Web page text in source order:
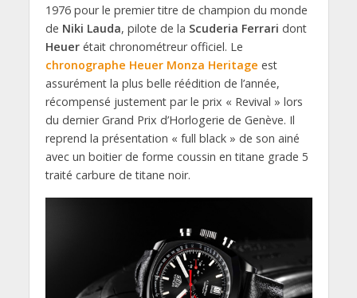
1976 pour le premier titre de champion du monde
de Niki Lauda, pilote de la Scuderia Ferrari dont
Heuerétait chronométreur officiel. Le
chronographe Heuer Monza Heritage est
assurément la plus belle réédition de l’année,
récompensé justement par le prix « Revival » lors
du dernier Grand Prix d’Horlogerie de Genève. Il
reprend la présentation « full black » de son ainé
avec un boitier de forme coussin en titane grade 5
traité carbure de titane noir.